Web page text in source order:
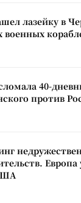
лазейку в
военных
40-
против